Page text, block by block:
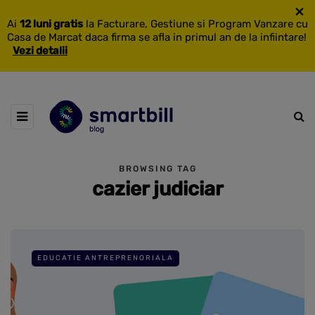
Ai 12 luni gratis la Facturare, Gestiune si Program Vanzare cu
Casa de Marcat daca firma se afla in primul an de la infiintare!
Vezi detalii
×
BROWSING TAG
cazier judiciar
EDUCATIE ANTREPRENORIALA